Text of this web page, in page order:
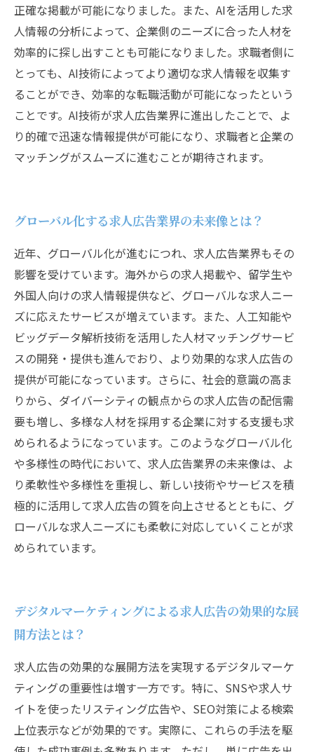
正確な掲載が可能になりました。また、AIを活用した求
人情報の分析によって、企業側のニーズに合った人材を
効率的に探し出すことも可能になりました。求職者側に
とっても、AI技術によってより適切な求人情報を収集す
ることができ、効率的な転職活動が可能になったという
ことです。AI技術が求人広告業界に進出したことで、よ
り的確で迅速な情報提供が可能になり、求職者と企業の
マッチングがスムーズに進むことが期待されます。
グローバル化する求人広告業界の未来像とは？
近年、グローバル化が進むにつれ、求人広告業界もその
影響を受けています。海外からの求人掲載や、留学生や
外国人向けの求人情報提供など、グローバルな求人ニー
ズに応えたサービスが増えています。また、人工知能や
ビッグデータ解析技術を活用した人材マッチングサービ
スの開発・提供も進んでおり、より効果的な求人広告の
提供が可能になっています。さらに、社会的意識の高ま
りから、ダイバーシティの観点からの求人広告の配信需
要も増し、多様な人材を採用する企業に対する支援も求
められるようになっています。このようなグローバル化
や多様性の時代において、求人広告業界の未来像は、よ
り柔軟性や多様性を重視し、新しい技術やサービスを積
極的に活用して求人広告の質を向上させるとともに、グ
ローバルな求人ニーズにも柔軟に対応していくことが求
められています。
デジタルマーケティングによる求人広告の効果的な展
開方法とは？
求人広告の効果的な展開方法を実現するデジタルマーケ
ティングの重要性は増す一方です。特に、SNSや求人サ
イトを使ったリスティング広告や、SEO対策による検索
上位表示などが効果的です。実際に、これらの手法を駆